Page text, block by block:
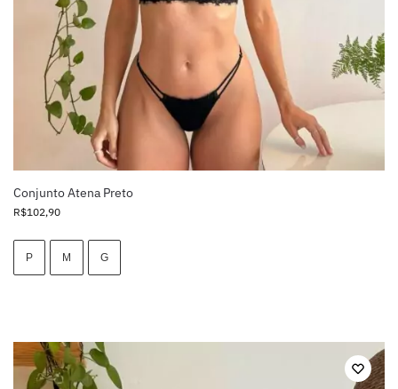
Conjunto Atena Preto
R$102,90
P M G